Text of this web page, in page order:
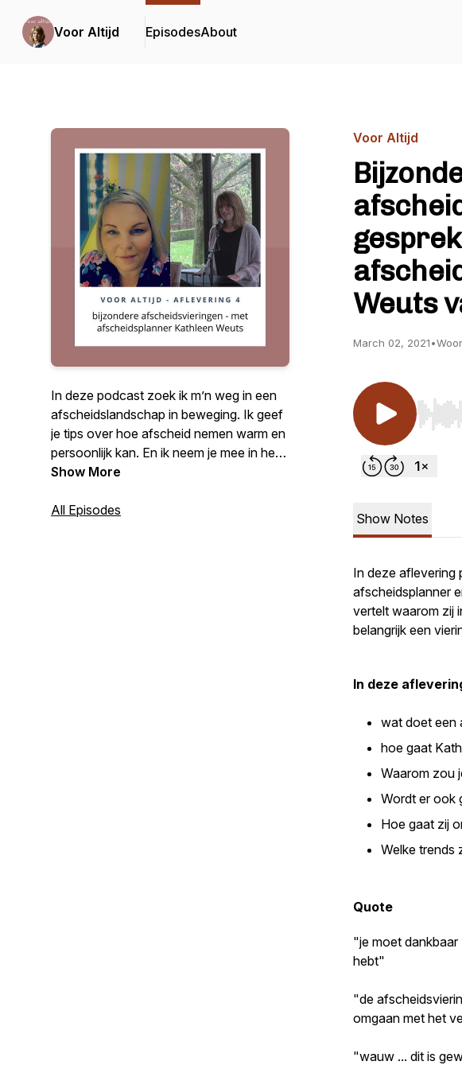
Voor Altijd EpisodesAbout
In deze podcast zoek ik m’n weg in een
afscheidslandschap in beweging. Ik geef
je tips over hoe afscheid nemen warm en
persoonlijk kan. En ik neem je mee in het
spoor van boeiende mensen die anderen
moeten we allemaal wel eens doen. Ik
Show More
All Episodes
Voor Altijd
Weuts
March 02, 2021•
Use
Show Notes
In deze aflevering
afscheidsplanner
vertelt waarom zij
belangrijk een
In deze
wat doet een
hoe gaat
Waarom zou
Wordt er ook
Hoe gaat zij
Welke trends
Quote
"je moet
hebt"
"de
omgaan met het
"wauw ... dit is